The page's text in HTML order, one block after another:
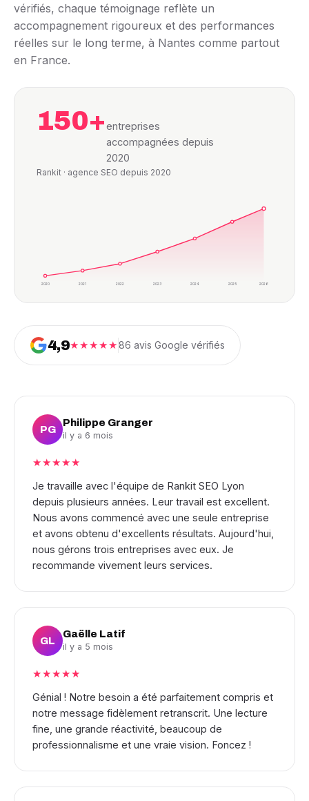
vérifiés, chaque témoignage reflète un
accompagnement rigoureux et des performances
réelles sur le long terme, à Nantes comme partout
en France.
150+entreprises
accompagnées depuis
2020
Rankit · agence SEO depuis 2020
2020 2021 2022 2023 2024 2025 2026
4,9★★★★★86 avis Google vérifiés
PG
Philippe Granger
il y a 6 mois
★★★★★
Je travaille avec l'équipe de Rankit SEO Lyon
depuis plusieurs années. Leur travail est excellent.
Nous avons commencé avec une seule entreprise
et avons obtenu d'excellents résultats. Aujourd'hui,
nous gérons trois entreprises avec eux. Je
recommande vivement leurs services.
GL
Gaëlle Latif
il y a 5 mois
★★★★★
Génial ! Notre besoin a été parfaitement compris et
notre message fidèlement retranscrit. Une lecture
fine, une grande réactivité, beaucoup de
professionnalisme et une vraie vision. Foncez !